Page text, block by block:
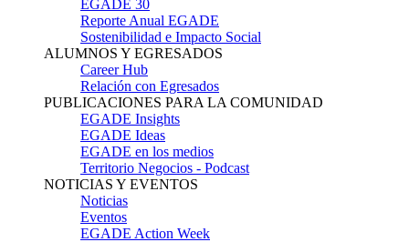
EGADE 30
Reporte Anual EGADE
Sostenibilidad e Impacto Social
ALUMNOS Y EGRESADOS
Career Hub
Relación con Egresados
PUBLICACIONES PARA LA COMUNIDAD
EGADE Insights
EGADE Ideas
EGADE en los medios
Territorio Negocios - Podcast
NOTICIAS Y EVENTOS
Noticias
Eventos
EGADE Action Week